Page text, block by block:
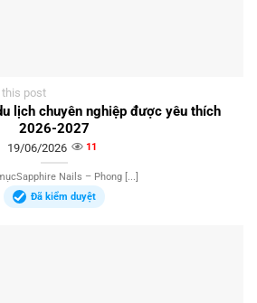
this post
lịch chuyên nghiệp được yêu thích
2026-2027
19/06/2026 11
Nails – Phong [...]
Đã kiểm duyệt